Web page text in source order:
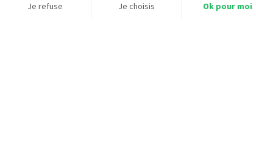
Logiciel GRC
Je refuse Je choisis Ok pour moi